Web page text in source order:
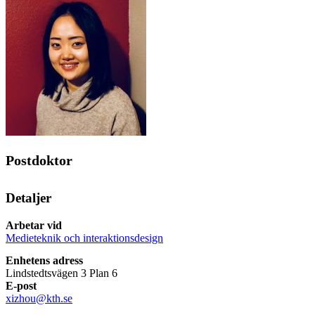
Postdoktor
Detaljer
Arbetar vid
Medieteknik och interaktionsdesign
Enhetens adress
Lindstedtsvägen 3 Plan 6
E-post
xizhou@kth.se